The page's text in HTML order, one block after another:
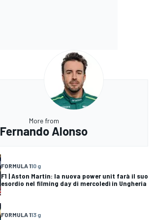
More from
Fernando Alonso
FORMULA 110 g
F1 | Aston Martin: la nuova power unit farà il suo
esordio nel filming day di mercoledì in Ungheria
FORMULA 113 g